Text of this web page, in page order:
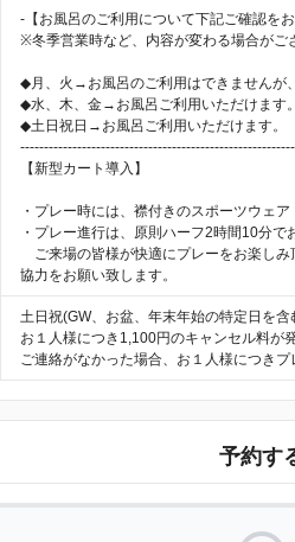
-【お風呂のご利用について下記ご確認を
※冬季営業時など、内容が変わる場合がご
◆月、火→お風呂のご利用はできませんが
◆水、木、金→お風呂ご利用いただけます。
◆土日祝日→お風呂ご利用いただけます。
【新型カート導入】
・プレー時には、襟付きのスポーツウェ
・プレー進行は、原則ハーフ2時間10分で
ご来場の皆様が快適にプレーをお楽しみ
協力をお願い致します。
土日祝(GW、お盆、年末年始の特定日を
お１人様につき1,100円のキャンセル料が
ご連絡がなかった場合、お１人様につき
予約す